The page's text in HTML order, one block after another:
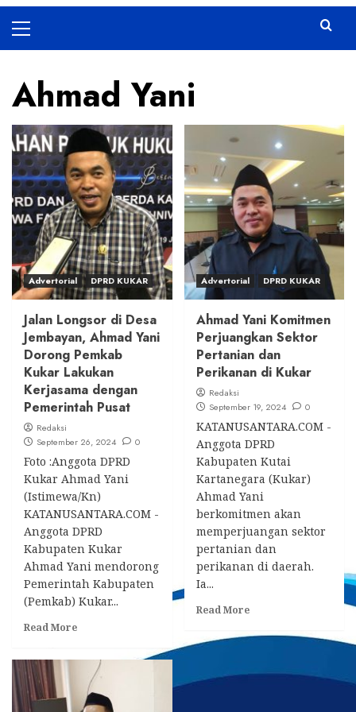
Menu
Ahmad Yani
Advertorial DPRD KUKAR
Jalan Longsor di Desa
Jembayan, Ahmad Yani
Dorong Pemkab
Kukar Lakukan
Kerjasama dengan
Pemerintah Pusat
Redaksi
September 26, 2024
0
Foto :Anggota DPRD
Kukar Ahmad Yani
(Istimewa/Kn)
KATANUSANTARA.COM -
Anggota DPRD
Kabupaten Kukar
Ahmad Yani mendorong
Pemerintah Kabupaten
(Pemkab) Kukar...
Read MoreRead
Jalan
Longsor
di
Advertorial DPRD KUKAR
Ahmad Yani Komitmen
Perjuangkan Sektor
Pertanian dan
Perikanan di Kukar
Redaksi
September 19, 2024
0
KATANUSANTARA.COM -
Anggota DPRD
Kabupaten Kutai
Kartanegara (Kukar)
Ahmad Yani
berkomitmen akan
memperjuangan sektor
pertanian dan
perikanan di daerah.
Ia...
Read MoreRead
about